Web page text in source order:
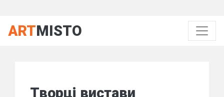
ARTMISTO
Творці вистави